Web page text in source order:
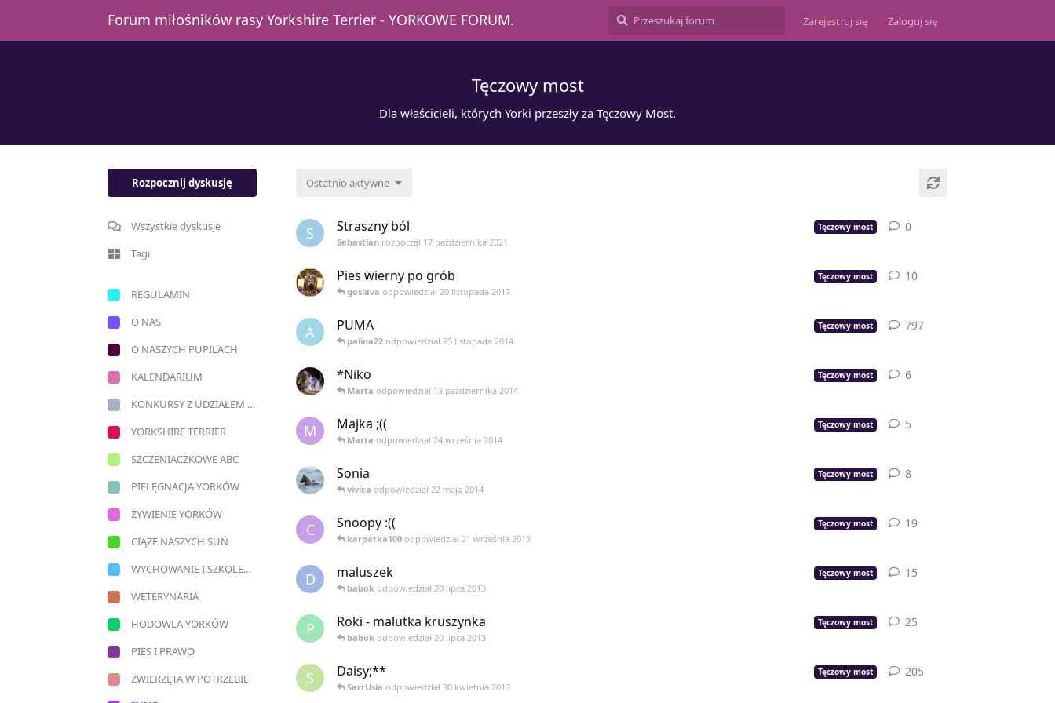
Forum miłośników rasy Yorkshire Terrier - YORKOWE FORUM. Zarejestruj się Zaloguj się
Tęczowy most
Dla właścicieli, których Yorki przeszły za Tęczowy Most.
Rozpocznij dyskusję
Wszystkie dyskusje
Tagi
REGULAMIN
O NAS
O NASZYCH PUPILACH
KALENDARIUM
KONKURSY Z UDZIAŁEM NASZYCH YORECZKÓW
YORKSHIRE TERRIER
SZCZENIACZKOWE ABC
PIELĘGNACJA YORKÓW
ŻYWIENIE YORKÓW
CIĄŻE NASZYCH SUŃ
WYCHOWANIE I SZKOLENIE YORKÓW
WETERYNARIA
HODOWLA YORKÓW
PIES I PRAWO
ZWIERZĘTA W POTRZEBIE
Ostatnio aktywne
S Straszny ból Tęczowy most
Sebastian rozpoczął 17 października 2021
0
Pies wierny po grób Tęczowy most
goslava odpowiedział 20 listopada 2017
10
A PUMA Tęczowy most
palina22 odpowiedział 25 listopada 2014
797
*Niko Tęczowy most
Marta odpowiedział 13 października 2014
6
M Majka ;(( Tęczowy most
Marta odpowiedział 24 września 2014
5
Sonia Tęczowy most
vivica odpowiedział 22 maja 2014
8
C Snoopy :(( Tęczowy most
karpatka100 odpowiedział 21 września 2013
19
D maluszek Tęczowy most
babok odpowiedział 20 lipca 2013
15
P Roki - malutka kruszynka Tęczowy most
babok odpowiedział 20 lipca 2013
25
S Daisy;** Tęczowy most
SarrUsia odpowiedział 30 kwietnia 2013
205